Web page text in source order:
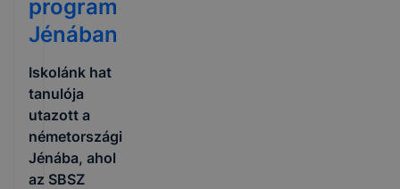
program
Jénában
Iskolánk hat
tanulója
utazott a
németországi
Jénába, ahol
az SBSZ